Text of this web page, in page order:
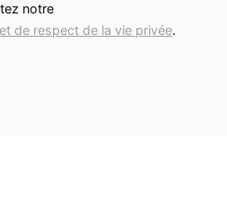
notre
de respect de la vie privée.